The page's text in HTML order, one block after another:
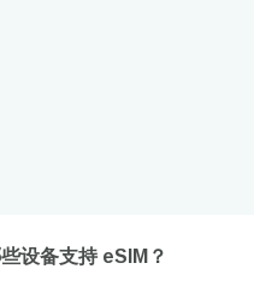
设备支持 eSIM？